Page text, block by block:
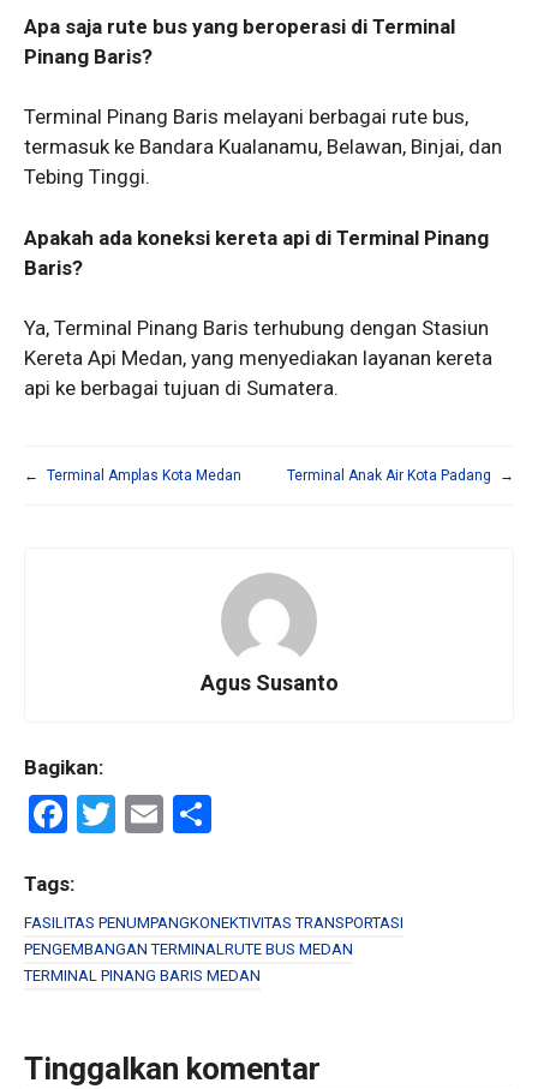
Apa saja rute bus yang beroperasi di Terminal
Pinang Baris?
Terminal Pinang Baris melayani berbagai rute bus,
termasuk ke Bandara Kualanamu, Belawan, Binjai, dan
Tebing Tinggi.
Apakah ada koneksi kereta api di Terminal Pinang
Baris?
Ya, Terminal Pinang Baris terhubung dengan Stasiun
Kereta Api Medan, yang menyediakan layanan kereta
api ke berbagai tujuan di Sumatera.
← Terminal Amplas Kota Medan Terminal Anak Air Kota Padang →
Agus Susanto
Bagikan:
F
ce
b
o
T
er
E
e
Tags:
FASILITAS PENUMPANGKONEKTIVITAS TRANSPORTASI
PENGEMBANGAN TERMINALRUTE BUS MEDAN
TERMINAL PINANG BARIS MEDAN
Tinggalkan komentar